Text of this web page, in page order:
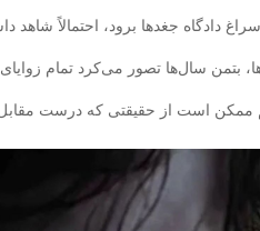
دادگاه جغدها برود، احتمالاً شاهد
بتمن سال‌ها تصور می‌کرد تمام
ممکن است از حقیقتی که درست